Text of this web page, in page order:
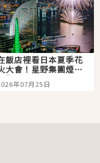
飯店裡看日本夏季花
大會！星野集團煙火
景觀飯店6選，讓你不用
擠人悠閒欣賞
年07月25日